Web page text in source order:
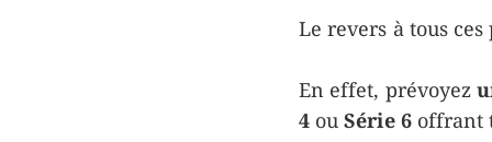
Le revers à tous
En effet, prévoyez
4 ouSérie 6offrant